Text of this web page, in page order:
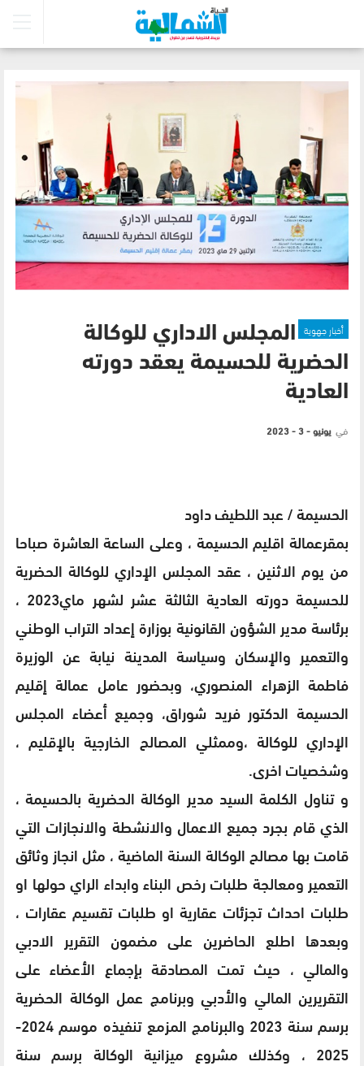
أخبار جهوية
المجلس الاداري للوكالة
الحضرية للحسيمة يعقد دورته
العادية
في يونيو - 3 - 2023
الحسيمة / عبد اللطيف داود
بمقرعمالة اقليم الحسيمة ، وعلى الساعة العاشرة صباحا
من يوم الاثنين ، عقد المجلس الإداري للوكالة الحضرية
للحسيمة دورته العادية الثالثة عشر لشهر ماي2023 ،
برئاسة مدير الشؤون القانونية بوزارة إعداد التراب الوطني
والتعمير والإسكان وسياسة المدينة نيابة عن الوزيرة
فاطمة الزهراء المنصوري، وبحضور عامل عمالة إقليم
الحسيمة الدكتور فريد شوراق، وجميع أعضاء المجلس
الإداري للوكالة ،وممثلي المصالح الخارجية بالإقليم ،
وشخصيات اخرى.
و تناول الكلمة السيد مدير الوكالة الحضرية بالحسيمة ،
الذي قام بجرد جميع الاعمال والانشطة والانجازات التي
قامت بها مصالح الوكالة السنة الماضية ، مثل انجاز وثائق
التعمير ومعالجة طلبات رخص البناء وابداء الراي حولها او
طلبات احداث تجزئات عقارية او طلبات تقسيم عقارات ،
وبعدها اطلع الحاضرين على مضمون التقرير الادبي
والمالي ، حيث تمت المصادقة بإجماع الأعضاء على
التقريرين المالي والأدبي وبرنامج عمل الوكالة الحضرية
برسم سنة 2023 والبرنامج المزمع تنفيذه موسم 2024-
2025 ، وكذلك مشروع ميزانية الوكالة برسم سنة